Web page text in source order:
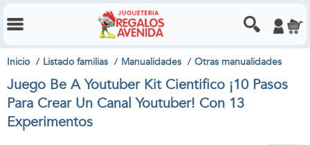
Inicio Listado familias Manualidades Otras manualidades
Juego Be A Youtuber Kit Cientifico ¡10 Pasos
Para Crear Un Canal Youtuber! Con 13
Experimentos